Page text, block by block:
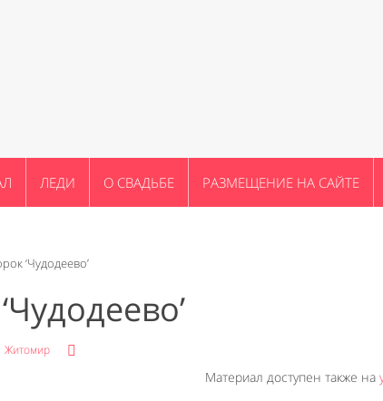
ЛЕДИ О СВАДЬБЕ РАЗМЕЩЕНИЕ НА САЙТЕ
‘Чудодеево’
Житомир
Материал доступен также на